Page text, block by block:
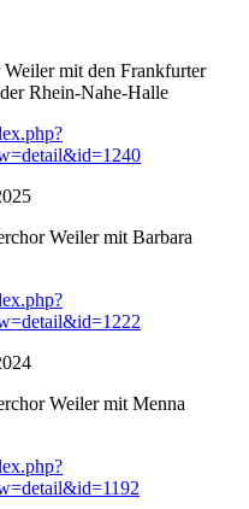
mit den Frankfurter
Rhein-Nahe-Halle
Weiler mit Barbara
Weiler mit Menna